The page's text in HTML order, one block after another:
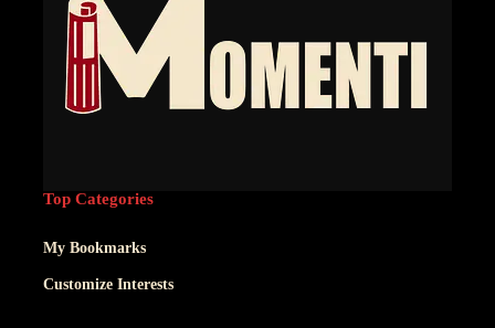
Top Categories
My Bookmarks
Customize Interests